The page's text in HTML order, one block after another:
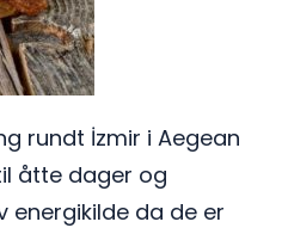
rundt İzmir i Aegean
åtte dager og
energikilde da de er